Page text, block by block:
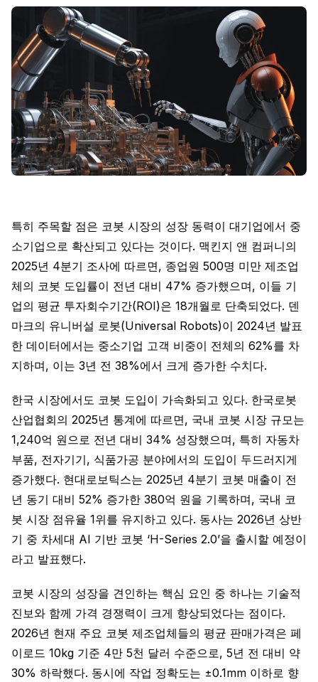
특히 주목할 점은 코봇 시장의 성장 동력이 대기업에서 중
소기업으로 확산되고 있다는 것이다. 맥킨지 앤 컴퍼니의
2025년 4분기 조사에 따르면, 종업원 500명 미만 제조업
체의 코봇 도입률이 전년 대비 47% 증가했으며, 이들 기
업의 평균 투자회수기간(ROI)은 18개월로 단축되었다. 덴
마크의 유니버설 로봇(Universal Robots)이 2024년 발표
한 데이터에서는 중소기업 고객 비중이 전체의 62%를 차
지하며, 이는 3년 전 38%에서 크게 증가한 수치다.
한국 시장에서도 코봇 도입이 가속화되고 있다. 한국로봇
산업협회의 2025년 통계에 따르면, 국내 코봇 시장 규모는
1,240억 원으로 전년 대비 34% 성장했으며, 특히 자동차
부품, 전자기기, 식품가공 분야에서의 도입이 두드러지게
증가했다. 현대로보틱스는 2025년 4분기 코봇 매출이 전
년 동기 대비 52% 증가한 380억 원을 기록하며, 국내 코
봇 시장 점유율 1위를 유지하고 있다. 동사는 2026년 상반
기 중 차세대 AI 기반 코봇 ‘H-Series 2.0’을 출시할 예정이
라고 발표했다.
코봇 시장의 성장을 견인하는 핵심 요인 중 하나는 기술적
진보와 함께 가격 경쟁력이 크게 향상되었다는 점이다.
2026년 현재 주요 코봇 제조업체들의 평균 판매가격은 페
이로드 10kg 기준 4만 5천 달러 수준으로, 5년 전 대비 약
30% 하락했다. 동시에 작업 정확도는 ±0.1mm 이하로 향